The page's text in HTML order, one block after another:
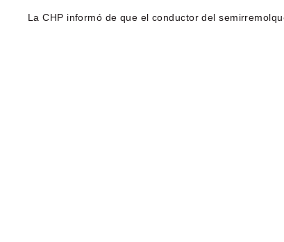
La CHP informó de que el conductor del